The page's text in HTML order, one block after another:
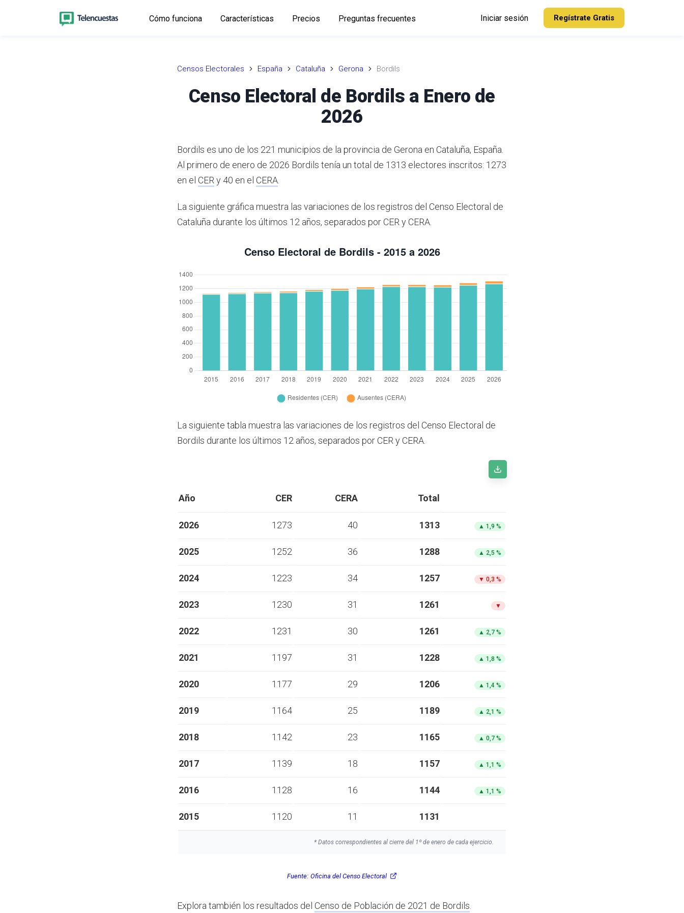
Cómo funciona Características Precios Preguntas frecuentes Iniciar sesión Regístrate Gratis
Censos Electorales España Cataluña Gerona Bordils
Censo Electoral de Bordils a Enero de
2026
Bordils es uno de los 221 municipios de la provincia de Gerona en Cataluña, España.
Al primero de enero de 2026 Bordils tenía un total de 1313 electores inscritos: 1273
en el CER y 40 en el CERA
La siguiente gráfica muestra las variaciones de los registros del Censo Electoral de
Cataluña durante los últimos 12 años, separados por CER y CERA.
La siguiente tabla muestra las variaciones de los registros del Censo Electoral de
Bordils durante los últimos 12 años, separados por CER y CERA.
Año CER CERA Total
2026 1273 40 1313 ▲ 1,9 %
2025 1252 36 1288 ▲ 2,5 %
2024 1223 34 1257 ▼ 0,3 %
2023 1230 31 1261 ▼
2022 1231 30 1261 ▲ 2,7 %
2021 1197 31 1228 ▲ 1,8 %
2020 1177 29 1206 ▲ 1,4 %
2019 1164 25 1189 ▲ 2,1 %
2018 1142 23 1165 ▲ 0,7 %
2017 1139 18 1157 ▲ 1,1 %
2016 1128 16 1144 ▲ 1,1 %
2015 1120 11 1131
* Datos correspondientes al cierre del 1º de enero de cada ejercicio.
Fuente: Oficina del Censo Electoral
Explora también los resultados del Censo de Población de 2021 de Bordils